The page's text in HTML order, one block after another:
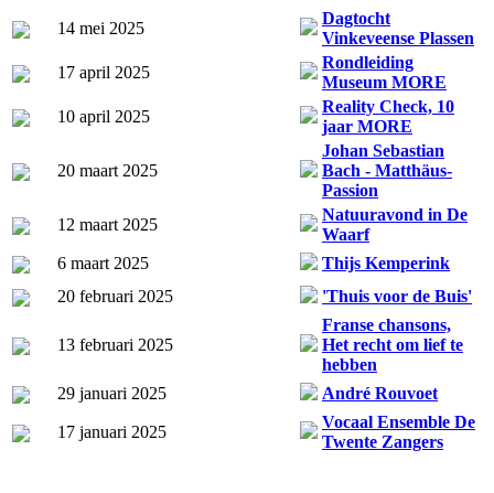
14 mei 2025
Dagtocht
Vinkeveense Plassen
17 april 2025
Rondleiding
Museum MORE
10 april 2025
Reality Check, 10
jaar MORE
20 maart 2025
Johan Sebastian
Bach - Matthäus-
Passion
12 maart 2025
Natuuravond in De
Waarf
6 maart 2025
Thijs Kemperink
20 februari 2025
'Thuis voor de Buis'
13 februari 2025
Franse chansons,
Het recht om lief te
hebben
29 januari 2025
André Rouvoet
17 januari 2025
Vocaal Ensemble De
Twente Zangers